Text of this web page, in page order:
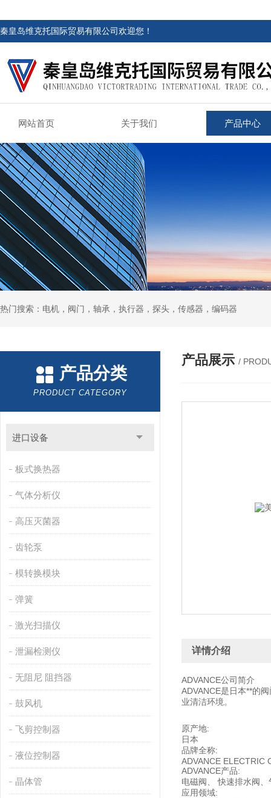
秦皇岛维克托国际贸易有限公司欢迎您！
网站首页 关于我们 产品中心
热门搜索：电机，阀门，轴承，执行器，探头，传感器，编码器
产品分类
PRODUCT CATEGORY
进口设备
板式换热器
气体分析仪
高压灭菌器
齿轮泵
模转换模块
弹簧
激光扫描仪
泄漏检测仪
无阻尼 阻挡器
鼓风机
飞剪控制器
液位控制器
晶体管
产品展示 /
详情介绍
ADVANCE公司简介
ADVANCE是日本**的
业清洁环境。
原产地:
日本
品牌全称:
ADVANCE ELECTRIC
ADVANCE产品:
电磁阀、 快速排水阀、
应用领域: